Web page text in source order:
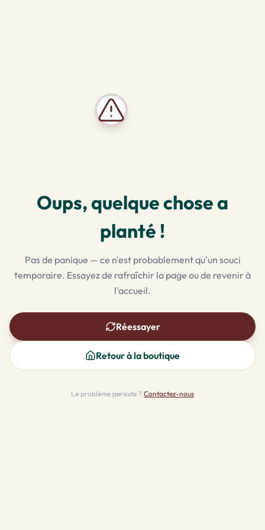
Oups, quelque chose a
planté !
Pas de panique — ce n'est probablement qu'un souci
temporaire. Essayez de rafraîchir la page ou de revenir à
l'accueil.
Réessayer
Retour à la boutique
Le problème persiste ? Contactez-nous